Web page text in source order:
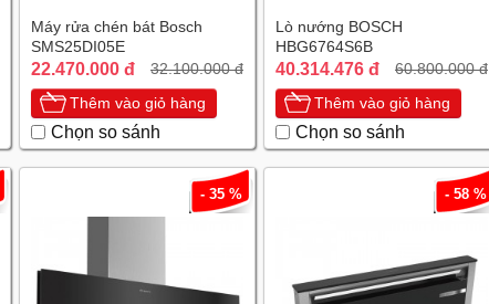
Máy rửa chén bát Bosch
SMS25DI05E
22.470.000 đ 32.100.000 đ
Thêm vào giỏ hàng
Chọn so sánh
Lò nướng BOSCH
HBG6764S6B
40.314.476 đ 60.800.000 đ
Thêm vào giỏ hàng
Chọn so sánh
- 35 % - 58 %